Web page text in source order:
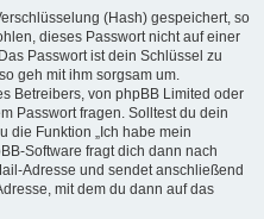
(Hash) gespeichert, so
dieses Passwort nicht auf einer
Passwort ist dein Schlüssel zu
geh mit ihm sorgsam um.
Betreibers, von phpBB Limited oder
Passwort fragen. Solltest du dein
die Funktion „Ich habe mein
Software fragt dich dann nach
Adresse und sendet anschließend
mit dem du dann auf das